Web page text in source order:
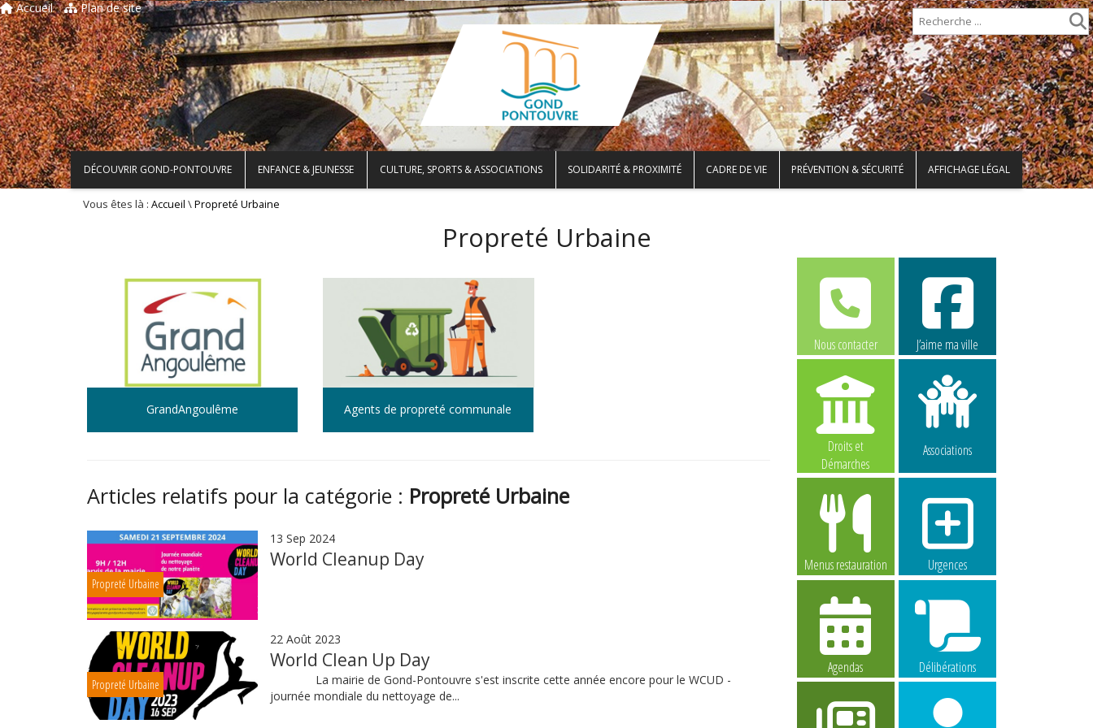
Accueil Plan de site
DÉCOUVRIR GOND-PONTOUVRE ENFANCE & JEUNESSE CULTURE, SPORTS & ASSOCIATIONS SOLIDARITÉ & PROXIMITÉ CADRE DE VIE PRÉVENTION & SÉCURITÉ AFFICHAGE LÉGAL
Vous êtes là : Accueil \Propreté Urbaine
Propreté Urbaine
GrandAngoulême Agents de propreté communale
Articles relatifs pour la catégorie : Propreté Urbaine
Propreté Urbaine
13 Sep 2024
World Cleanup Day
Propreté Urbaine
22 Août 2023
World Clean Up Day
La mairie de Gond-Pontouvre s'est inscrite cette année encore pour le WCUD -
journée mondiale du nettoyage de...
Nous contacter J’aime ma ville
Droits et
Démarches
Associations
Menus restauration Urgences
Agendas Délibérations